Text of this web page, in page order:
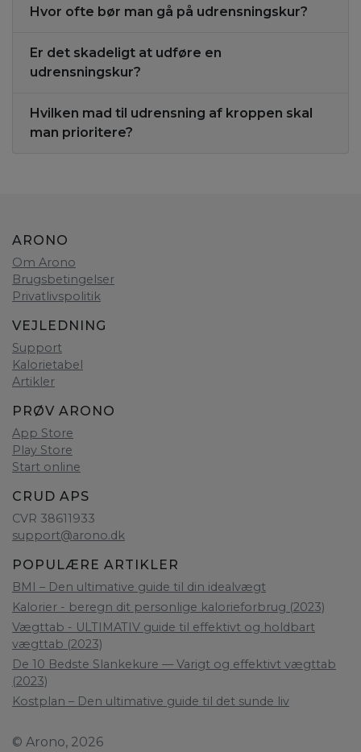
Hvor ofte bør man gå på udrensningskur?
Er det skadeligt at udføre en
udrensningskur?
Hvilken mad til udrensning af kroppen skal
man prioritere?
ARONO
Om Arono
Brugsbetingelser
Privatlivspolitik
VEJLEDNING
Support
Kalorietabel
Artikler
PRØV ARONO
App Store
Play Store
Start online
CRUD APS
CVR 38611933
support@arono.dk
POPULÆRE ARTIKLER
BMI – Den ultimative guide til din idealvægt
Kalorier - beregn dit personlige kalorieforbrug (2023)
Vægttab - ULTIMATIV guide til effektivt og holdbart
vægttab (2023)
De 10 Bedste Slankekure — Varigt og effektivt vægttab
(2023)
Kostplan – Den ultimative guide til det sunde liv
© Arono, 2026